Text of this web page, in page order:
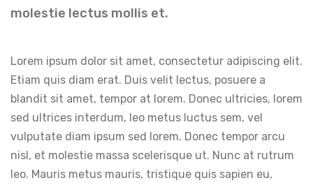
molestie lectus mollis et.
Lorem ipsum dolor sit amet, consectetur adipiscing elit.
Etiam quis diam erat. Duis velit lectus, posuere a
blandit sit amet, tempor at lorem. Donec ultricies, lorem
sed ultrices interdum, leo metus luctus sem, vel
vulputate diam ipsum sed lorem. Donec tempor arcu
nisl, et molestie massa scelerisque ut. Nunc at rutrum
leo. Mauris metus mauris, tristique quis sapien eu,